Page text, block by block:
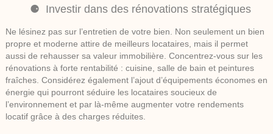
Investir dans des rénovations stratégiques
Ne lésinez pas sur l’entretien de votre bien. Non seulement un bien
propre et moderne attire de meilleurs locataires, mais il permet
aussi de rehausser sa valeur immobilière. Concentrez-vous sur les
rénovations à forte rentabilité : cuisine, salle de bain et peintures
fraîches. Considérez également l’ajout d’équipements économes en
énergie qui pourront séduire les locataires soucieux de
l’environnement et par là-même augmenter votre rendements
locatif grâce à des charges réduites.